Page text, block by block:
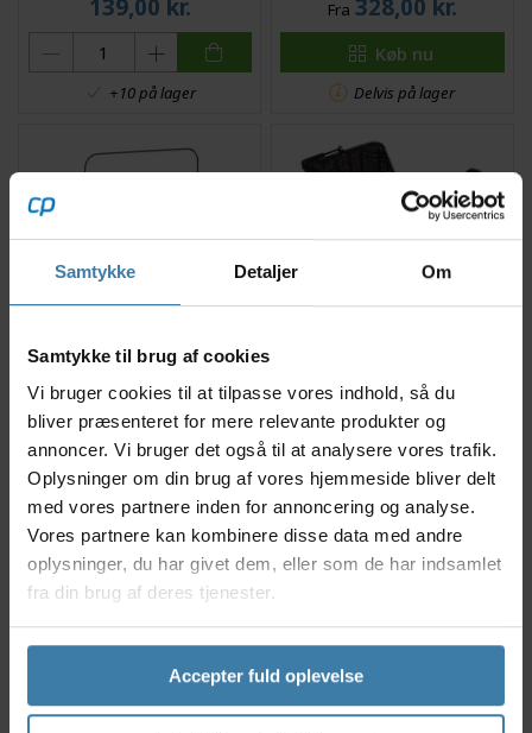
Samtykke Detaljer Om
Samtykke til brug af cookies
Vi bruger cookies til at tilpasse vores indhold, så du
bliver præsenteret for mere relevante produkter og
annoncer. Vi bruger det også til at analysere vores trafik.
Oplysninger om din brug af vores hjemmeside bliver delt
med vores partnere inden for annoncering og analyse.
Vores partnere kan kombinere disse data med andre
oplysninger, du har givet dem, eller som de har indsamlet
fra din brug af deres tjenester.
Accepter fuld oplevelse
139,00 kr.
+10 på lager
Fra 328,00 kr.
Køb nu
Delvis på lager
Topeak - Cykelkurv til
front - 16 liter - Inkl.
Beslag - Sort
250,00kr.
1 på lager
24 liter - Sort
377,00 kr.
4 på lager